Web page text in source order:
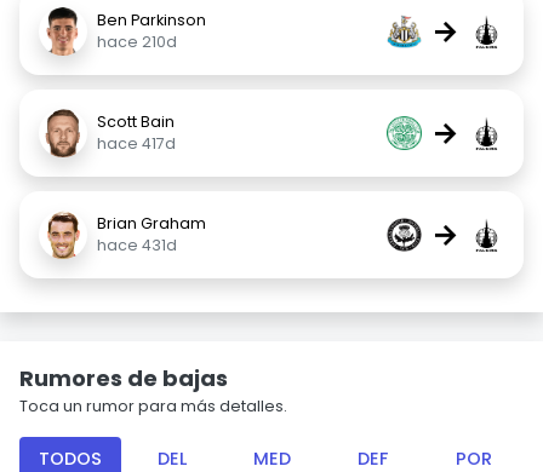
Ben Parkinson
hace 210d
→
Scott Bain
hace 417d
→
Brian Graham
hace 431d
→
Rumores de bajas
Toca un rumor para más detalles.
TODOS DEL MED DEF POR